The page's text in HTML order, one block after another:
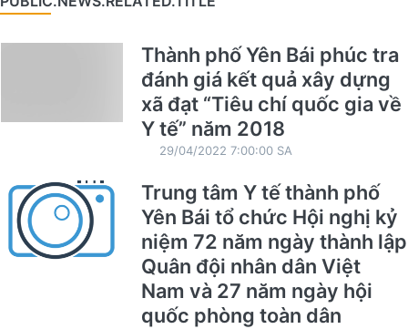
Thành phố Yên Bái phúc tra
đánh giá kết quả xây dựng
xã đạt “Tiêu chí quốc gia về
Y tế” năm 2018
29/04/2022 7:00:00 SA
Trung tâm Y tế thành phố
Yên Bái tổ chức Hội nghị kỷ
niệm 72 năm ngày thành lập
Quân đội nhân dân Việt
Nam và 27 năm ngày hội
quốc phòng toàn dân